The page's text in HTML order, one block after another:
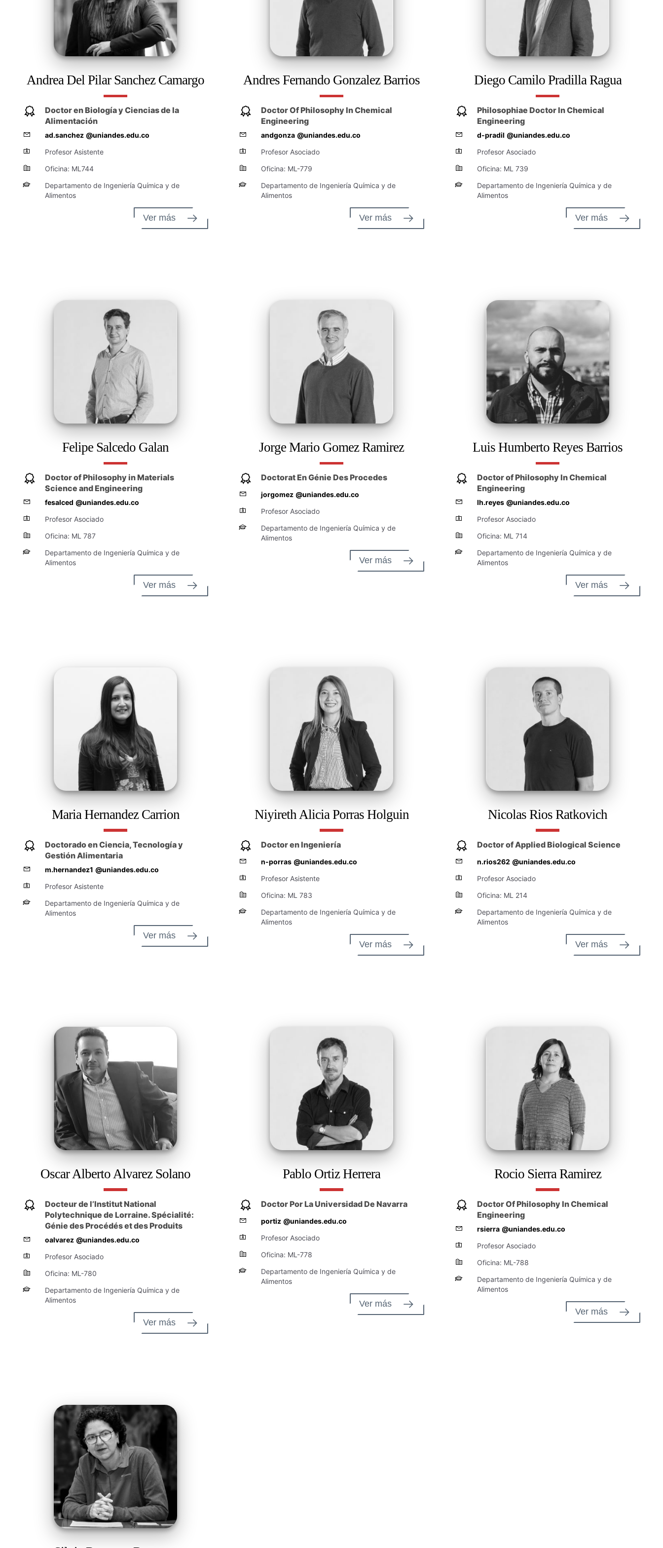
Andrea Del Pilar Sanchez Camargo
Doctor en Biología y Ciencias de la
Alimentación
ad.sanchez @uniandes.edu.co
Profesor Asistente
Oficina: ML744
Departamento de Ingeniería Química y de
Alimentos
Ver más
Andres Fernando Gonzalez Barrios
Doctor Of Philosophy In Chemical
Engineering
andgonza @uniandes.edu.co
Profesor Asociado
Oficina: ML-779
Departamento de Ingeniería Química y de
Alimentos
Ver más
Diego Camilo Pradilla Ragua
Philosophiae Doctor In Chemical
Engineering
d-pradil @uniandes.edu.co
Profesor Asociado
Oficina: ML 739
Departamento de Ingeniería Química y de
Alimentos
Ver más
Felipe Salcedo Galan
Doctor of Philosophy in Materials
Science and Engineering
fesalced @uniandes.edu.co
Profesor Asociado
Oficina: ML 787
Departamento de Ingeniería Química y de
Alimentos
Ver más
Jorge Mario Gomez Ramirez
Doctorat En Génie Des Procedes
jorgomez @uniandes.edu.co
Profesor Asociado
Departamento de Ingeniería Química y de
Alimentos
Ver más
Luis Humberto Reyes Barrios
Doctor of Philosophy In Chemical
Engineering
lh.reyes @uniandes.edu.co
Profesor Asociado
Oficina: ML 714
Departamento de Ingeniería Química y de
Alimentos
Ver más
Maria Hernandez Carrion
Doctorado en Ciencia, Tecnología y
Gestión Alimentaria
m.hernandez1 @uniandes.edu.co
Profesor Asistente
Departamento de Ingeniería Química y de
Alimentos
Ver más
Niyireth Alicia Porras Holguin
Doctor en Ingeniería
n-porras @uniandes.edu.co
Profesor Asistente
Oficina: ML 783
Departamento de Ingeniería Química y de
Alimentos
Ver más
Nicolas Rios Ratkovich
Doctor of Applied Biological Science
n.rios262 @uniandes.edu.co
Profesor Asociado
Oficina: ML 214
Departamento de Ingeniería Química y de
Alimentos
Ver más
Oscar Alberto Alvarez Solano
Docteur de l’Institut National
Polytechnique de Lorraine. Spécialité:
Génie des Procédés et des Produits
oalvarez @uniandes.edu.co
Profesor Asociado
Oficina: ML-780
Departamento de Ingeniería Química y de
Alimentos
Ver más
Pablo Ortiz Herrera
Doctor Por La Universidad De Navarra
portiz @uniandes.edu.co
Profesor Asociado
Oficina: ML-778
Departamento de Ingeniería Química y de
Alimentos
Ver más
Rocio Sierra Ramirez
Doctor Of Philosophy In Chemical
Engineering
rsierra @uniandes.edu.co
Profesor Asociado
Oficina: ML-788
Departamento de Ingeniería Química y de
Alimentos
Ver más